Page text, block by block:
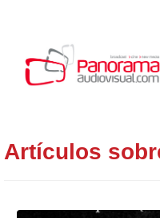
Artículos